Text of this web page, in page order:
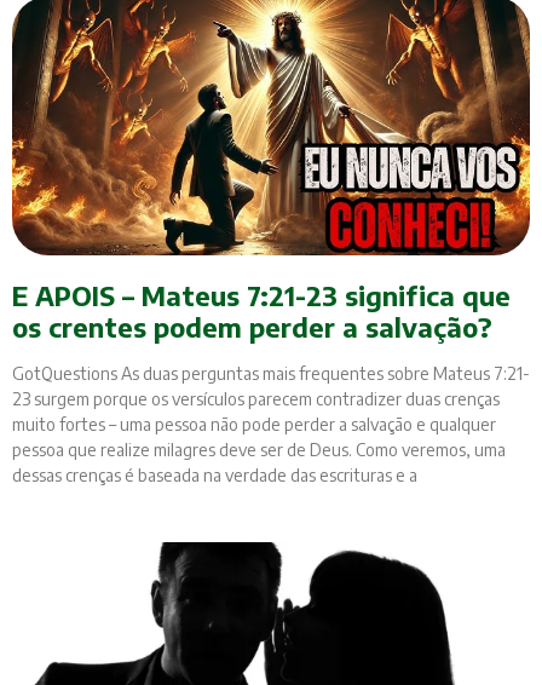
E APOIS – Mateus 7:21-23 significa que
os crentes podem perder a salvação?
GotQuestions As duas perguntas mais frequentes sobre Mateus 7:21-
23 surgem porque os versículos parecem contradizer duas crenças
muito fortes – uma pessoa não pode perder a salvação e qualquer
pessoa que realize milagres deve ser de Deus. Como veremos, uma
dessas crenças é baseada na verdade das escrituras e a